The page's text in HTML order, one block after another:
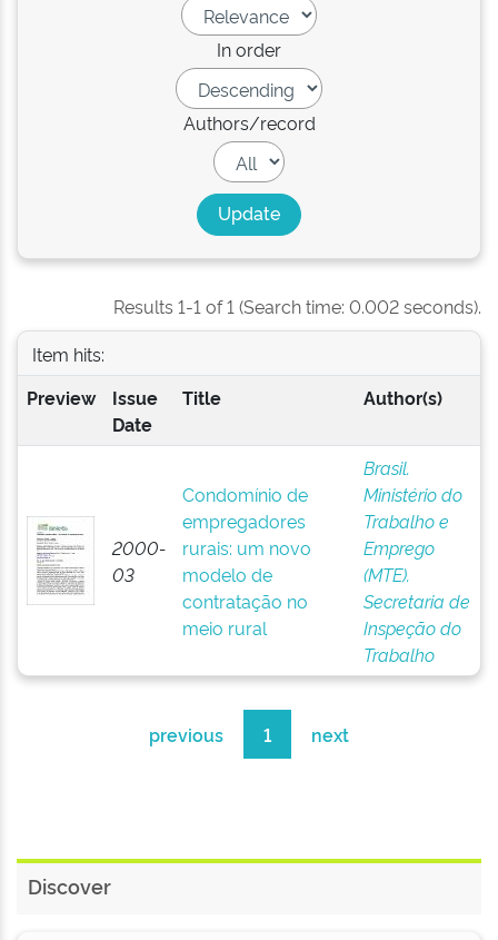
In order
Authors/record
Results 1-1 of 1 (Search time: 0.002 seconds).
Item hits:
Preview
Issue
Date
Title Author(s)
2000-
03
Condomínio de
empregadores
rurais: um novo
modelo de
contratação no
meio rural
Brasil.
Ministério do
Trabalho e
Emprego
(MTE).
Secretaria de
Inspeção do
Trabalho
previous 1 next
Discover